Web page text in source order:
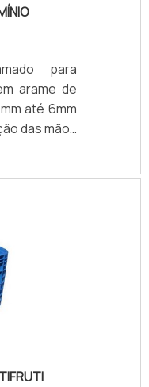
para
arame de
até 6mm
das mãos
utensilio
transporte
para
para a
para o
isso